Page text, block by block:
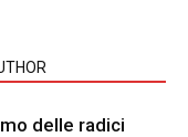
delle radici